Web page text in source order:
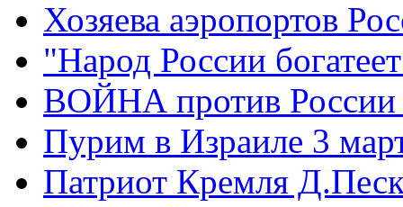
Хозяева аэропортов
"Народ России
ВОЙНА против России
Пурим в Израиле 3
Патриот Кремля